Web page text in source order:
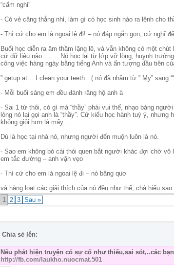
“cấm nghỉ”
- Có vẻ căng thẳng nhỉ, làm gì có học sinh nào ra lệnh cho
- Thì cứ cho em là ngoại lệ đi! – nó đáp ngắn gọn, cứ nghĩ
Buổi học diễn ra âm thầm lặng lẽ, và vẫn không có một
cứ dữ liệu nào…….. Nó học lại từ lớp vỡ lòng, huynh trưởng
công việc hàng ngày bằng tiếng Anh và ấn tượng đầu tiên
” getup at… I clean your teeth…( nó đã nhầm từ ” My” sang
- Mỗi buổi sáng em đều đánh răng hộ anh à
- Sai 1 từ thôi, có gì mà “thầy” phải vui thế, nhạo báng
lòng nó lại gọi anh là “thầy”. Cứ kiểu học hành tuỳ ý,
không giỏi hơn là mấy…
Dù là học tại nhà nó, nhưng người đến muộn luôn là nó.
- Sao em không bỏ cái thói quen bắt người khác đợi chờ
em tắc đường – anh vặn vẹo
- Thì cứ cho em là ngoại lệ đi – nó bâng quơ
và hàng loạt các giải thích của nó đều như thế, chả hiểu
1
2 3 Sau »
Chia sẻ lên:
Nếu phát hiện truyện có sự cố như thiếu,sai sót,..các
http://fb.com/laukho.nuocmat.501